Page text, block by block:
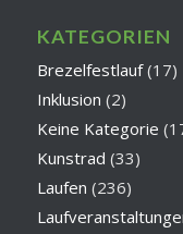
KATEGORIEN
Brezelfestlauf(17)
Inklusion (2)
Keine Kategorie
Kunstrad (33)
Laufen (236)